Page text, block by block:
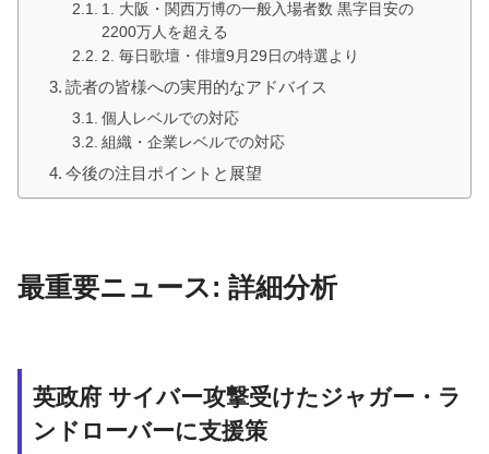
1. 大阪・関西万博の一般入場者数 黒字目安の
2200万人を超える
2. 毎日歌壇・俳壇9月29日の特選より
読者の皆様への実用的なアドバイス
個人レベルでの対応
組織・企業レベルでの対応
今後の注目ポイントと展望
最重要ニュース: 詳細分析
英政府 サイバー攻撃受けたジャガー・ラ
ンドローバーに支援策